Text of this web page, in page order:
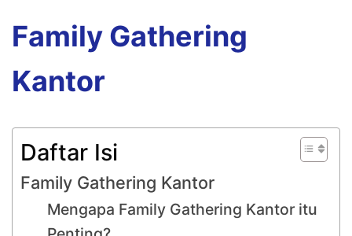
Family Gathering
Kantor
Daftar Isi
Family Gathering Kantor
Mengapa Family Gathering Kantor itu